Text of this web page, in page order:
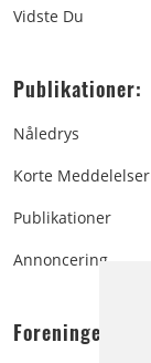
Vidste Du
Publikationer:
Nåledrys
Korte Meddelelser
Publikationer
Annoncering
Foreningen: